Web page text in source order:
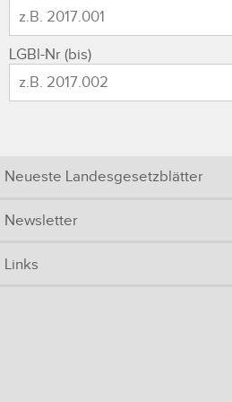
LGBl-Nr (bis)
Neueste Landesgesetzblätter
Newsletter
Links